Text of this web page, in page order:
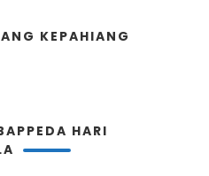
KEPAHIANG
HARI